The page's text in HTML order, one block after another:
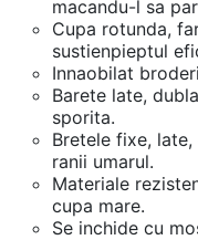
macandu-l sa
Cupa rotunda,
sustienpieptul
Innaobilat
Barete late,
sporita.
Bretele fixe,
ranii umarul.
Materiale
cupa mare.
Se inchide cu